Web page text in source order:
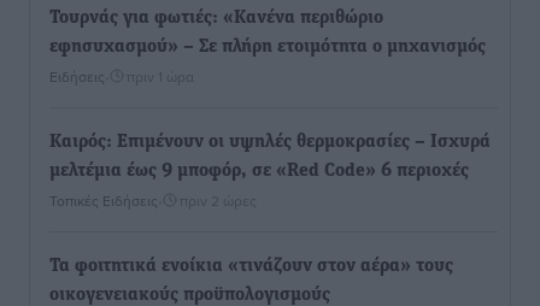
Τουρνάς για φωτιές: «Κανένα περιθώριο
εφησυχασμού» – Σε πλήρη ετοιμότητα ο μηχανισμός
Ειδήσεις πριν 1 ώρα
Καιρός: Επιμένουν οι υψηλές θερμοκρασίες – Ισχυρά
μελτέμια έως 9 μποφόρ, σε «Red Code» 6 περιοχές
Τοπικές Ειδήσεις πριν 2 ώρες
Τα φοιτητικά ενοίκια «τινάζουν στον αέρα» τους
οικογενειακούς προϋπολογισμούς